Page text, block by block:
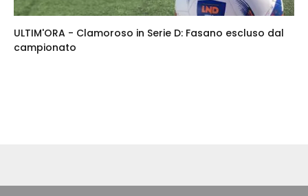
ULTIM'ORA - Clamoroso in Serie D: Fasano escluso dal
campionato